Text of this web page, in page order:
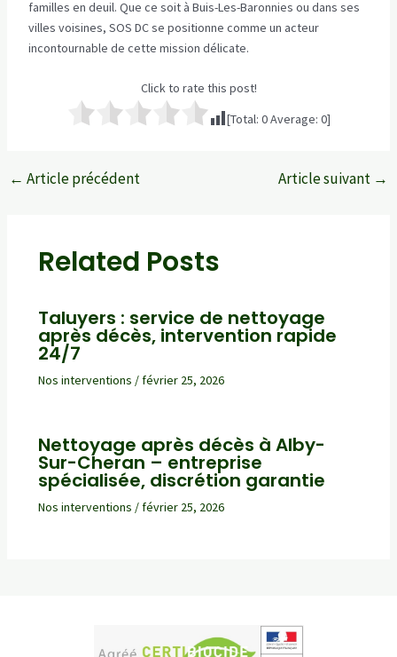
familles en deuil. Que ce soit à Buis-Les-Baronnies ou dans ses
villes voisines, SOS DC se positionne comme un acteur
incontournable de cette mission délicate.
Click to rate this post!
[Total: 0Average: 0]
Navigation
← Article précédent Article suivant →
Related Posts
Taluyers : service de nettoyage
après décès, intervention rapide
24/7
Nos interventions /février 25, 2026
Nettoyage après décès à Alby-
Sur-Cheran – entreprise
spécialisée, discrétion garantie
Nos interventions /février 25, 2026